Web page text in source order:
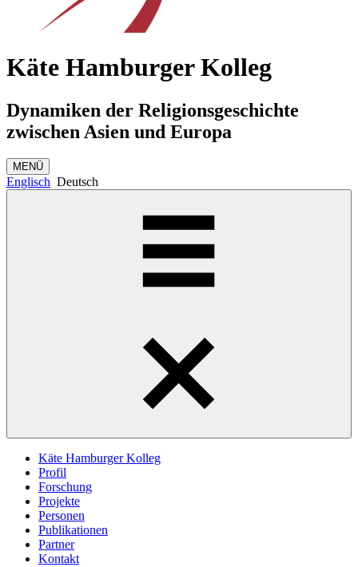
Käte Hamburger Kolleg
Dynamiken der Religionsgeschichte
zwischen Asien und Europa
MENÜ
Englisch Deutsch
Käte Hamburger Kolleg
Profil
Forschung
Projekte
Personen
Publikationen
Partner
Kontakt